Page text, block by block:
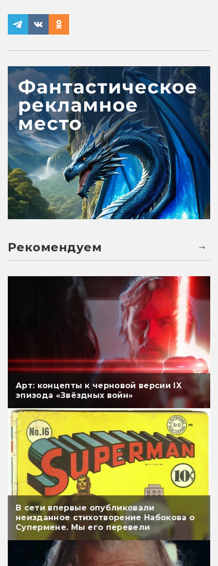
Рекомендуем
Арт: концепты к черновой версии IX
эпизода «Звёздных войн»
В сети впервые опубликовали
неизданное стихотворение Набокова о
Супермене. Мы его перевели